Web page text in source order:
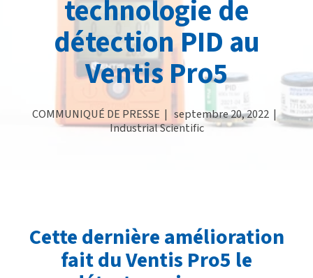
technologie de
détection PID au
Ventis Pro5
COMMUNIQUÉ DE PRESSE | septembre 20, 2022 |
Industrial Scientific
Cette dernière amélioration
fait du Ventis Pro5 le